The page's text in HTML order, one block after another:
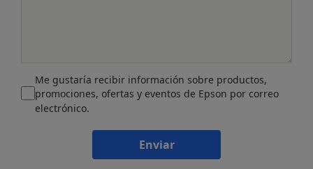
Me gustaría recibir información sobre productos,
promociones, ofertas y eventos de Epson por correo
electrónico.
Enviar